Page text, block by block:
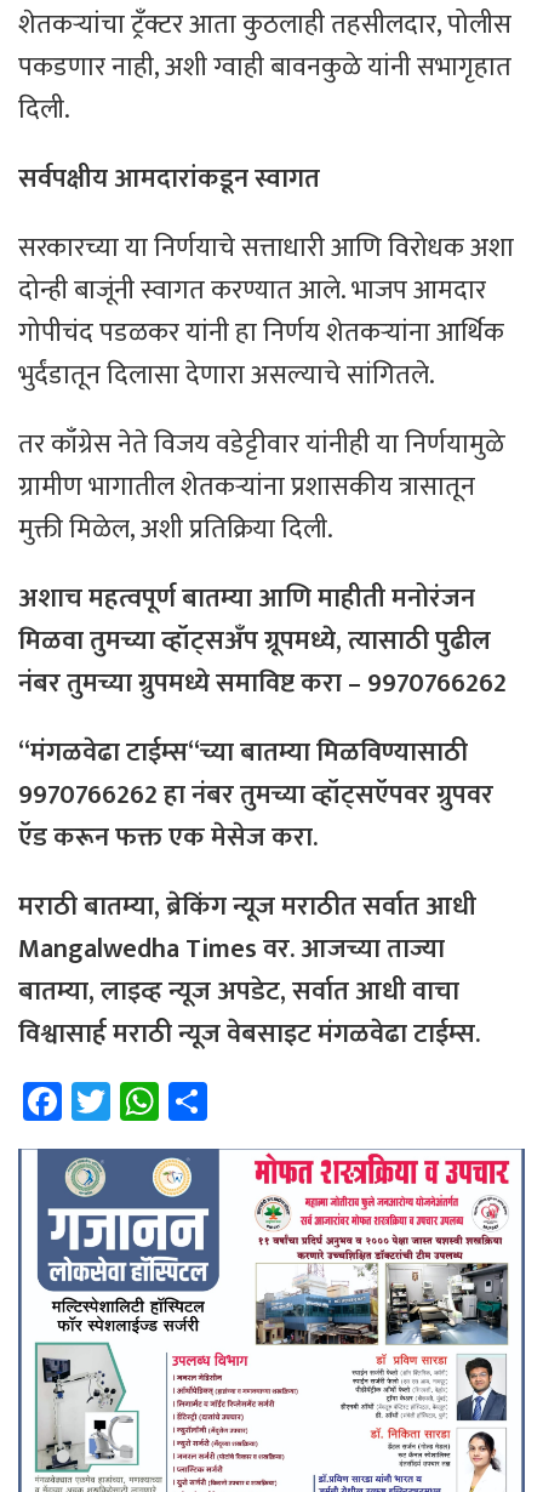
शेतकऱ्यांचा ट्रँक्टर आता कुठलाही तहसीलदार, पोलीस
पकडणार नाही, अशी ग्वाही बावनकुळे यांनी सभागृहात
दिली.
सर्वपक्षीय आमदारांकडून स्वागत
सरकारच्या या निर्णयाचे सत्ताधारी आणि विरोधक अशा
दोन्ही बाजूंनी स्वागत करण्यात आले. भाजप आमदार
गोपीचंद पडळकर यांनी हा निर्णय शेतकऱ्यांना आर्थिक
भुर्दंडातून दिलासा देणारा असल्याचे सांगितले.
तर काँग्रेस नेते विजय वडेट्टीवार यांनीही या निर्णयामुळे
ग्रामीण भागातील शेतकऱ्यांना प्रशासकीय त्रासातून
मुक्ती मिळेल, अशी प्रतिक्रिया दिली.
अशाचमहत्वपूर्णबातम्याआणिमाहीतीमनोरंजन
मिळवातुमच्याव्हॉट्सअँपग्रूपमध्ये,त्यासाठीपुढील
नंबरतुमच्याग्रुपमध्येसमाविष्टकरा– 9970766262
“मंगळवेढाटाईम्स“च्याबातम्यामिळविण्यासाठी
9970766262हानंबरतुमच्याव्हॉट्सऍपवरग्रुपवर
ऍडकरूनफक्तएकमेसेजकरा.
मराठीबातम्या,ब्रेकिंगन्यूजमराठीतसर्वातआधी
Mangalwedha Timesवर. आजच्या ताज्या
बातम्या, लाइव्ह न्यूज अपडेट, सर्वात आधी वाचा
विश्वासार्ह मराठी न्यूज वेबसाइट मंगळवेढा टाईम्स.
Fa
ce
b
o
ok
T
wi
er
W
h
at
sA
p
p
ar